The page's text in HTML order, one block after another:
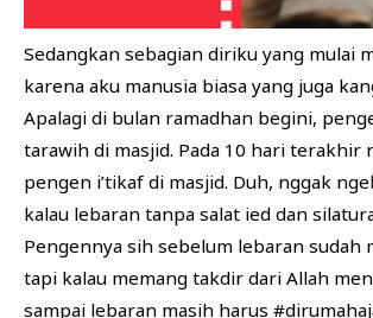
Sedangkan sebagian diriku yang mulai
karena aku manusia biasa yang juga
Apalagi di bulan ramadhan begini,
tarawih di masjid. Pada 10 hari terakhir
pengen i’tikaf di masjid. Duh, nggak
kalau lebaran tanpa salat ied dan
Pengennya sih sebelum lebaran sudah
tapi kalau memang takdir dari Allah
sampai lebaran masih harus